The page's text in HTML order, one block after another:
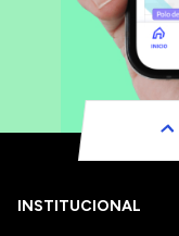
INSTITUCIONAL